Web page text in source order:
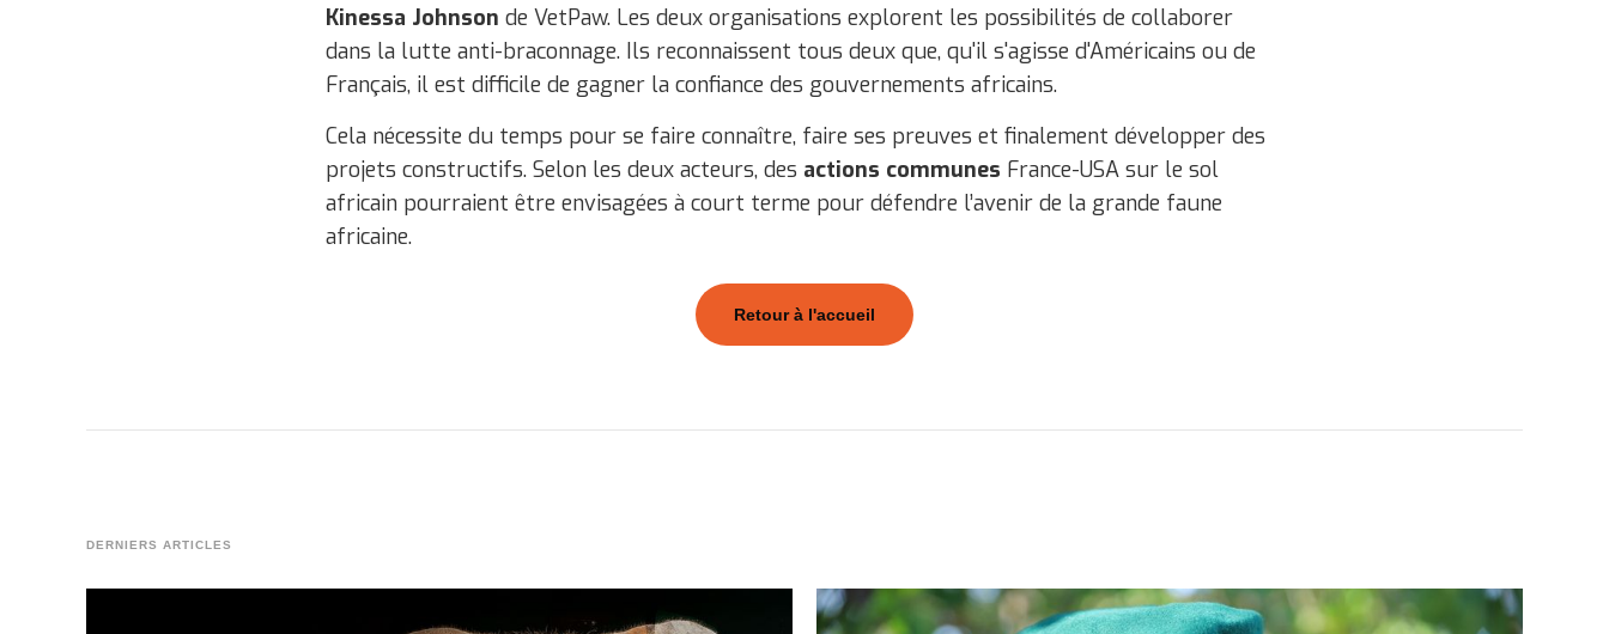
Kinessa Johnson de VetPaw. Les deux organisations explorent les possibilités de collaborer
dans la lutte anti-braconnage. Ils reconnaissent tous deux que, qu'il s'agisse d'Américains ou de
Français, il est difficile de gagner la confiance des gouvernements africains.
Cela nécessite du temps pour se faire connaître, faire ses preuves et finalement développer des
projets constructifs. Selon les deux acteurs, des actions communes France-USA sur le sol
africain pourraient être envisagées à court terme pour défendre l’avenir de la grande faune
africaine.
Retour à l'accueil
DERNIERS ARTICLES